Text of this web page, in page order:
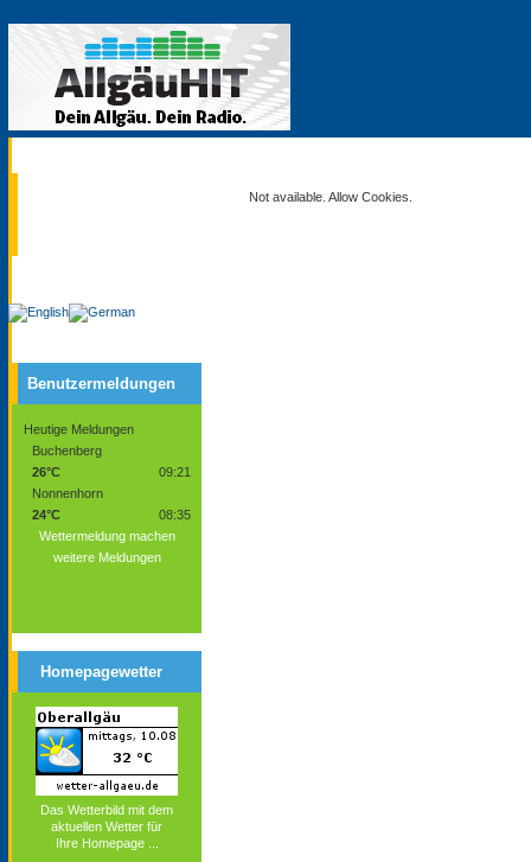
Benutzermeldungen
Heutige Meldungen
Buchenberg
26°C
09:21
Nonnenhorn
24°C
08:35
Wettermeldung machen
weitere Meldungen
Homepagewetter
Das Wetterbild mit dem
aktuellen Wetter für
Ihre Homepage ...
Not available. Allow Cookies.